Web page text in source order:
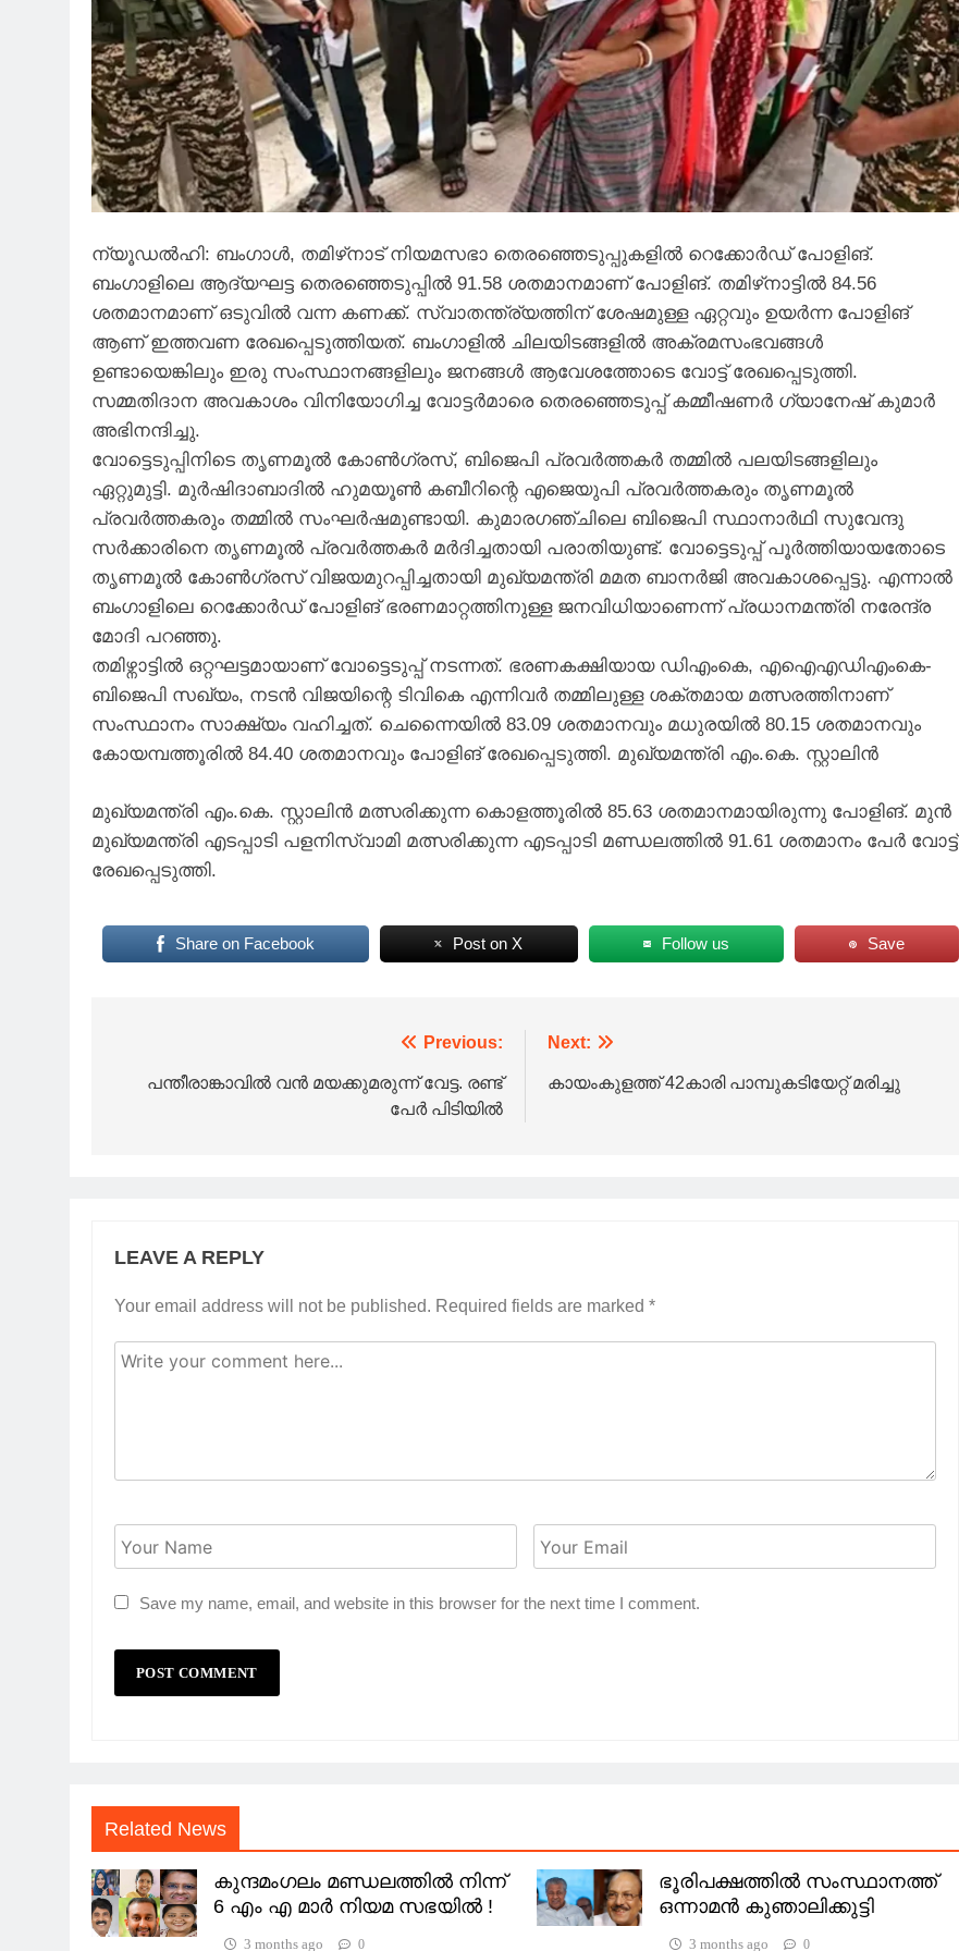
ന്യൂഡൽഹി: ബംഗാൾ, തമിഴ്‌നാട് നിയമസഭാ തെരഞ്ഞെടുപ്പുകളിൽ റെക്കോർഡ് പോളിങ്.
ബംഗാളിലെ ആദ്യഘട്ട തെരഞ്ഞെടുപ്പിൽ 91.58 ശതമാനമാണ് പോളിങ്. തമിഴ്‌നാട്ടിൽ 84.56
ശതമാനമാണ് ഒടുവിൽ വന്ന കണക്ക്. സ്വാതന്ത്ര്യത്തിന് ശേഷമുള്ള ഏറ്റവും ഉയർന്ന പോളിങ്
ആണ് ഇത്തവണ രേഖപ്പെടുത്തിയത്. ബംഗാളിൽ ചിലയിടങ്ങളിൽ അക്രമസംഭവങ്ങൾ
ഉണ്ടായെങ്കിലും ഇരു സംസ്ഥാനങ്ങളിലും ജനങ്ങൾ ആവേശത്തോടെ വോട്ട് രേഖപ്പെടുത്തി.
സമ്മതിദാന അവകാശം വിനിയോഗിച്ച വോട്ടർമാരെ തെരഞ്ഞെടുപ്പ് കമ്മീഷണർ ഗ്യാനേഷ് കുമാർ
അഭിനന്ദിച്ചു.
വോട്ടെടുപ്പിനിടെ തൃണമൂൽ കോൺഗ്രസ്, ബിജെപി പ്രവർത്തകർ തമ്മിൽ പലയിടങ്ങളിലും
ഏറ്റുമുട്ടി. മുർഷിദാബാദിൽ ഹുമയൂൺ കബീറിന്റെ എജെയുപി പ്രവർത്തകരും തൃണമൂൽ
പ്രവർത്തകരും തമ്മിൽ സംഘർഷമുണ്ടായി. കുമാരഗഞ്ചിലെ ബിജെപി സ്ഥാനാർഥി സുവേന്ദു
സർക്കാരിനെ തൃണമൂൽ പ്രവർത്തകർ മർദിച്ചതായി പരാതിയുണ്ട്. വോട്ടെടുപ്പ് പൂർത്തിയായതോടെ
തൃണമൂൽ കോൺഗ്രസ് വിജയമുറപ്പിച്ചതായി മുഖ്യമന്ത്രി മമത ബാനർജി അവകാശപ്പെട്ടു. എന്നാൽ
ബംഗാളിലെ റെക്കോർഡ് പോളിങ് ഭരണമാറ്റത്തിനുള്ള ജനവിധിയാണെന്ന് പ്രധാനമന്ത്രി നരേന്ദ്ര
മോദി പറഞ്ഞു.
തമിഴ്നാട്ടിൽ ഒറ്റഘട്ടമായാണ് വോട്ടെടുപ്പ് നടന്നത്. ഭരണകക്ഷിയായ ഡിഎംകെ, എഐഎഡിഎംകെ-
ബിജെപി സഖ്യം, നടൻ വിജയിന്റെ ടിവികെ എന്നിവർ തമ്മിലുള്ള ശക്തമായ മത്സരത്തിനാണ്
സംസ്ഥാനം സാക്ഷ്യം വഹിച്ചത്. ചെന്നൈയിൽ 83.09 ശതമാനവും മധുരയിൽ 80.15 ശതമാനവും
കോയമ്പത്തൂരിൽ 84.40 ശതമാനവും പോളിങ് രേഖപ്പെടുത്തി. മുഖ്യമന്ത്രി എം.കെ. സ്റ്റാലിൻ
മുഖ്യമന്ത്രി എം.കെ. സ്റ്റാലിൻ മത്സരിക്കുന്ന കൊളത്തൂരിൽ 85.63 ശതമാനമായിരുന്നു പോളിങ്. മുൻ
മുഖ്യമന്ത്രി എടപ്പാടി പളനിസ്വാമി മത്സരിക്കുന്ന എടപ്പാടി മണ്ഡലത്തിൽ 91.61 ശതമാനം പേർ വോട്ട്
രേഖപ്പെടുത്തി.
Share on Facebook Post on X Follow us Save
navigation
Previous:
പന്തീരാങ്കാവിൽ വൻ മയക്കുമരുന്ന് വേട്ട. രണ്ട്
പേർ പിടിയിൽ
Next:
കായംകുളത്ത് 42കാരി പാമ്പുകടിയേറ്റ് മരിച്ചു
LEAVE A REPLY
Your email address will not be published. Required fields are marked *
Save my name, email, and website in this browser for the next time I comment.
Related News
കുന്ദമംഗലം മണ്ഡലത്തിൽ നിന്ന്
6 എം എ മാർ നിയമ സഭയിൽ !
3 months ago 0
ഭൂരിപക്ഷത്തിൽ സംസ്ഥാനത്ത്
ഒന്നാമൻ കുഞാലിക്കുട്ടി
3 months ago 0